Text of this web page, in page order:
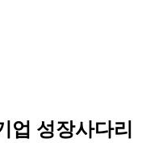
업 성장사다리